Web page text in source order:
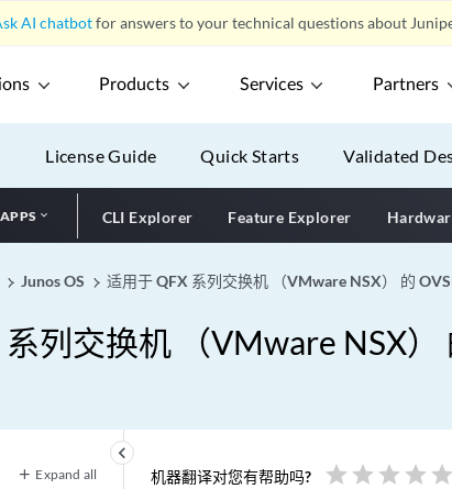
AI chatbotfor answers to your technical questions about
Products Services Partners
License Guide Quick Starts Validated
CLI Explorer Feature Explorer
Junos OS 适用于 QFX 系列交换机 （VMware NSX） 的
列交换机 （VMware NSX
keyboard_arrow_left
Expand all 机器翻译对您有帮助吗? star star star star star